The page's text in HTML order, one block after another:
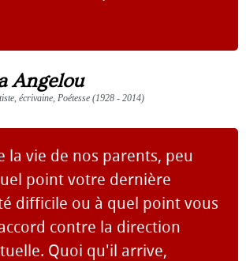
Angelou
écrivaine, Poétesse (1928 - 2014)
la vie de nos parents, peu
point votre dernière
difficile ou à quel point vous
contre la direction
Quoi qu'il arrive,